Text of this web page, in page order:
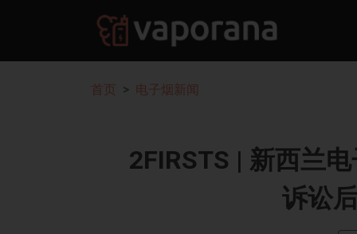
首页 电子烟新闻
2FIRSTS | 新西兰
诉讼